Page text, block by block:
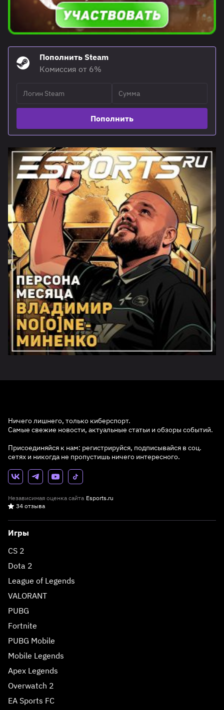
Пополнить Steam
Комиссия от 6%
Пополнить
Ничего лишнего, только киберспорт.
Самые свежие новости, актуальные статьи и обзоры событий.
Присоединяйся к нам: регистрируйся, подписывайся в соц.
сетях и никогда не пропустишь ничего интересного.
Независимая оценка сайта Esports.ru
34 отзыва
Игры
CS 2
Dota 2
League of Legends
VALORANT
PUBG
Fortnite
PUBG Mobile
Mobile Legends
Apex Legends
Overwatch 2
EA Sports FC